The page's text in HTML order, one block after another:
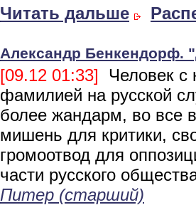
Читать дальше
Александр Бенкендорф.
[09.12 01:33] Человек с
фамилией на русской
более жандарм, во все
мишень для критики,
громоотвод для
части русского
Питер (старший)